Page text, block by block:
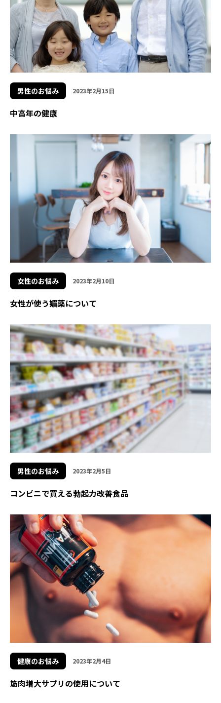
男性のお悩み 2023年2月15日
中高年の健康
女性のお悩み 2023年2月10日
女性が使う媚薬について
男性のお悩み 2023年2月5日
コンビニで買える勃起力改善食品
健康のお悩み 2023年2月4日
筋肉増大サプリの使用について